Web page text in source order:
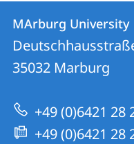
Kontakt
und
Informationen
zur
Website
MArburg
University
Research
Academy
MArburg University
35032 Marburg
+49 (0)6421 28
+49 (0)6421 28